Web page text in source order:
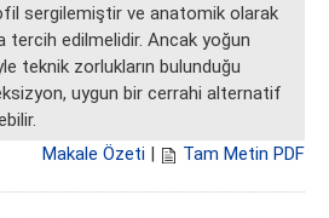
sergilemiştir ve anatomik olarak
tercih edilmelidir. Ancak yoğun
teknik zorlukların bulunduğu
uygun bir cerrahi alternatif
Makale Özeti
Tam Metin PDF